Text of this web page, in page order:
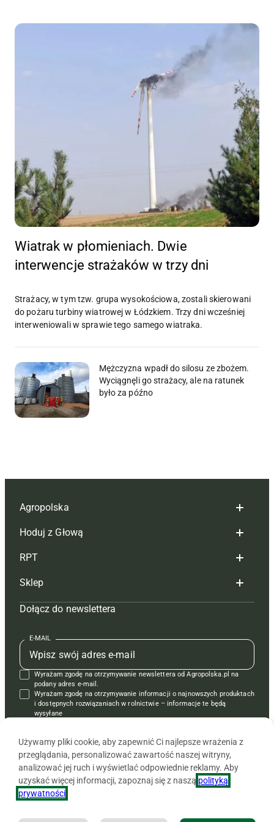
Wiatrak w płomieniach. Dwie
interwencje strażaków w trzy dni
Strażacy, w tym tzw. grupa wysokościowa, zostali skierowani
do pożaru turbiny wiatrowej w Łódzkiem. Trzy dni wcześniej
interweniowali w sprawie tego samego wiatraka.
Mężczyzna wpadł do silosu ze zbożem.
Wyciągnęli go strażacy, ale na ratunek
było za późno
Agropolska
Redakcja
Reklama
Tagi
Mapa serwisu
Kontakt
Regulamin
Polityka prywatności
Hoduj z Głową
Hoduj z głową bydło
Hoduj z głową świnie
Prenumerata
Redakcja
Kontakt
Reklama
RPT
Redakcja
Prenumerata
Reklama
Kontakt
Krzyżówki
Sklep
Czasopisma i prenumerata
Książki
Regulamin
Dołącz do newslettera
E-MAIL
Wyrażam zgodę na otrzymywanie newslettera od Agropolska.pl na
podany adres e-mail.
Wyrażam zgodę na otrzymywanie informacji o najnowszych produktach
i dostępnych rozwiązaniach w rolnictwie – informacje te będą
wysyłane
Używamy pliki cookie, aby zapewnić Ci najlepsze wrażenia z
przeglądania, personalizować zawartość naszej witryny,
analizować jej ruch i wyświetlać odpowiednie reklamy. Aby
uzyskać więcej informacji, zapoznaj się z naszą polityką
prywatności